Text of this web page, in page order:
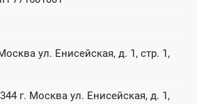
ул. Енисейская, д. 1, стр. 1,
г. Москва ул. Енисейская, д. 1,